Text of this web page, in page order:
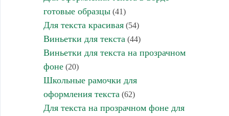
готовые образцы(41)
Для текста красивая(54)
Виньетки для текста (44)
Виньетки для текста на прозрачном
фоне(20)
Школьные рамочки для
оформления текста (62)
Для текста на прозрачном фоне для